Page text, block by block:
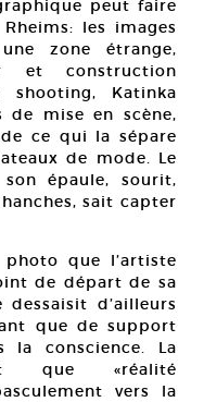
peut faire
les images
zone étrange,
et construction
Katinka
de mise en scène,
ce qui la sépare
de mode. Le
épaule, sourit,
sait capter
photo que l’artiste
de départ de sa
d’ailleurs
que de support
la conscience. La
que «réalité
vers la